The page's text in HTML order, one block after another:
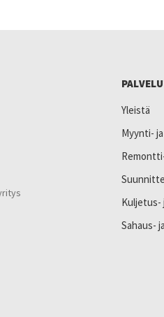
Yleistä
Myynti-
Kuljetus-
Sahaus-